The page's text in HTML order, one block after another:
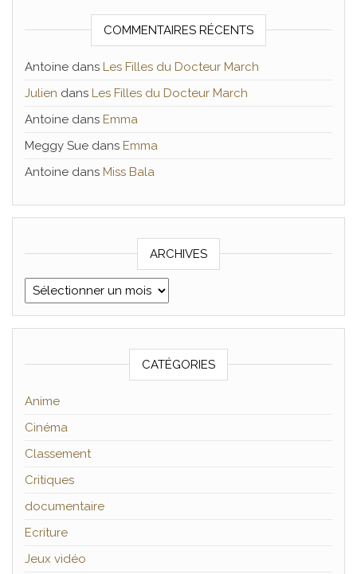
COMMENTAIRES RÉCENTS
Antoine dans Les Filles du Docteur March
Julien dans Les Filles du Docteur March
Antoine dans Emma
Meggy Sue dans Emma
Antoine dans Miss Bala
ARCHIVES
Archives
CATÉGORIES
Anime
Cinéma
Classement
Critiques
documentaire
Ecriture
Jeux vidéo